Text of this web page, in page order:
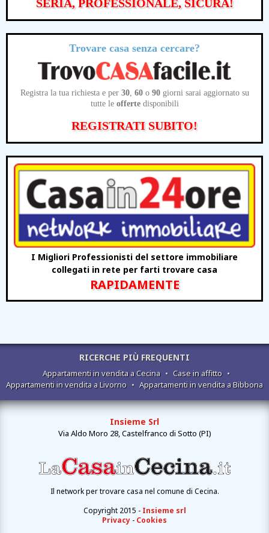
SERIA, PROFESSIONALE, SICURA!
Trovare casa senza cercare?
Registra la tua richiesta e per 30, 60o 90giorni sarai aggiornato su
tutte le offertedisponibili
REGISTRATI SUBITO!
I Migliori Professionisti del settore immobiliare
collegati in rete per farti trovare casa
RAPIDAMENTE
RICERCHE PIÙ FREQUENTI
Appartamenti in vendita a Cecina • Case in affitto •
Appartamenti in vendita a Livorno • Appartamenti in vendita a Bibbona
Insieme Srl
Via Aldo Moro 28, Castelfranco di Sotto (PI)
Il network per trovare casa nel comune di Cecina.
Copyright 2015 - Insieme srl
Privacy - Cookies